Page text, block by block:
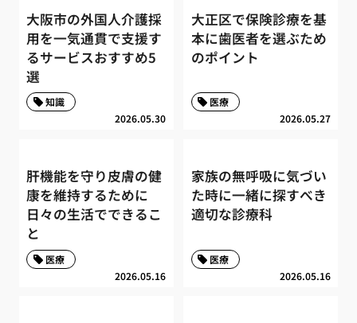
大阪市の外国人介護採
用を一気通貫で支援す
るサービスおすすめ5
選
2026.05.30
知識
大正区で保険診療を基
本に歯医者を選ぶため
のポイント
2026.05.27
医療
肝機能を守り皮膚の健
康を維持するために
日々の生活でできるこ
と
2026.05.16
医療
家族の無呼吸に気づい
た時に一緒に探すべき
適切な診療科
2026.05.16
医療